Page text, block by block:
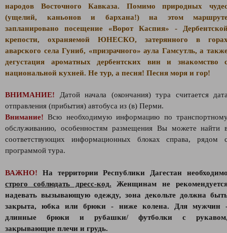
народов Восточного Кавказа. Помимо природных
(ущелий, каньонов и бархана!) на этом
запланировано посещение «Ворот Каспия» -
крепости, охраняемой ЮНЕСКО, затерянного в
аварского села Гуниб, «призрачного» аула Гамсутль, а
дегустация ароматных дербентских вин и знакомство
национальной кухней. Не тур, а песня! Песня моря и гор!
ВНИМАНИЕ! Датой начала (окончания) тура считается
отправления (прибытия) автобуса из (в) Перми.
Внимание! Всю необходимую информацию по
обслуживанию, особенностям размещения Вы можете найти
соответствующих информационных блоках справа, рядом
программой тура.
ВАЖНО!
На территории Республики Дагестан
строго соблюдать дресс-код. Женщинам не
надевать вызывающую одежду, зона декольте должна
закрыта, юбка или брюки - ниже колена. Для мужчин
длинные брюки и рубашки/ футболки с
закрывающие плечи и грудь.